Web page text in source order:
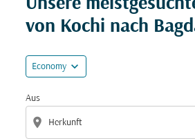
Unsere
von Kochi nach
Economy expand_more
Aus
location_on